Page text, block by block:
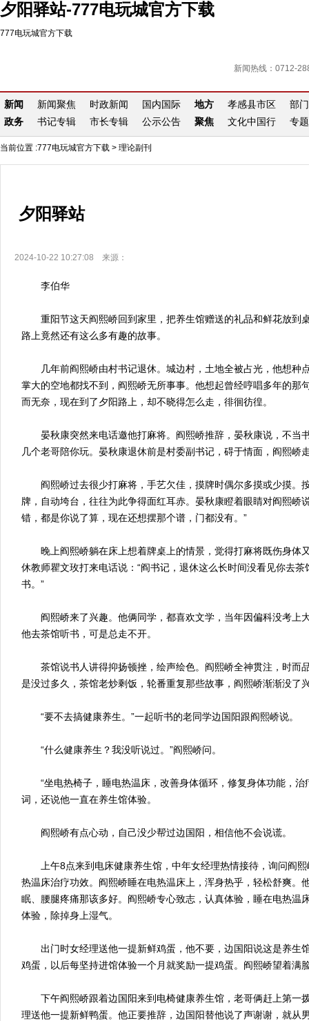
夕阳驿站-777电玩城官方下载
777电玩城官方下载
新闻热线：0712-
新闻 新闻聚焦 时政新闻 国内国际 地方 孝感县市区
部门
政务
书记专辑 市长专辑 公示公告 聚焦 文化中国行 专题
当前位置 :777电玩城官方下载 > 理论副刊
夕阳驿站
2024-10-22 10:27:08 来源：
李伯华
重阳节这天阎熙峤回到家里，把养生馆赠送的礼品和鲜花放到
路上竟然还有这么多有趣的故事。
几年前阎熙峤由村书记退休。城边村，土地全被占光，他想种
掌大的空地都找不到，阎熙峤无所事事。他想起曾经哼唱多年的那
而无奈，现在到了夕阳路上，却不晓得怎么走，徘徊彷徨。
晏秋康突然来电话邀他打麻将。阎熙峤推辞，晏秋康说，不当
几个老哥陪你玩。晏秋康退休前是村委副书记，碍于情面，阎熙峤
阎熙峤过去很少打麻将，手艺欠佳，摸牌时偶尔多摸或少摸。
牌，自动垮台，往往为此争得面红耳赤。晏秋康瞪着眼睛对阎熙峤
错，都是你说了算，现在还想摆那个谱，门都没有。”
晚上阎熙峤躺在床上想着牌桌上的情景，觉得打麻将既伤身体
休教师瞿文玫打来电话说：“阎书记，退休这么长时间没看见你去
书。”
阎熙峤来了兴趣。他俩同学，都喜欢文学，当年因偏科没考上
他去茶馆听书，可是总走不开。
茶馆说书人讲得抑扬顿挫，绘声绘色。阎熙峤全神贯注，时而
是没过多久，茶馆老炒剩饭，轮番重复那些故事，阎熙峤渐渐没了
“要不去搞健康养生。”一起听书的老同学边国阳跟阎熙峤说。
“什么健康养生？我没听说过。”阎熙峤问。
“坐电热椅子，睡电热温床，改善身体循环，修复身体功能，治
词，还说他一直在养生馆体验。
阎熙峤有点心动，自己没少帮过边国阳，相信他不会说谎。
上午8点来到电床健康养生馆，中年女经理热情接待，询问阎熙
热温床治疗功效。阎熙峤睡在电热温床上，浑身热乎，轻松舒爽。
眠、腰腿疼痛那该多好。阎熙峤专心致志，认真体验，睡在电热温
体验，除掉身上湿气。
出门时女经理送他一提新鲜鸡蛋，他不要，边国阳说这是养生
鸡蛋，以后每坚持进馆体验一个月就奖励一提鸡蛋。阎熙峤望着满
下午阎熙峤跟着边国阳来到电椅健康养生馆，老哥俩赶上第一
理送他一提新鲜鸭蛋。他正要推辞，边国阳替他说了声谢谢，就从